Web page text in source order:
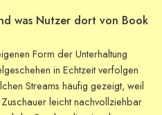
was Nutzer dort von Book
Form der Unterhaltung
in Echtzeit verfolgen
Streams häufig gezeigt, weil
leicht nachvollziehbar